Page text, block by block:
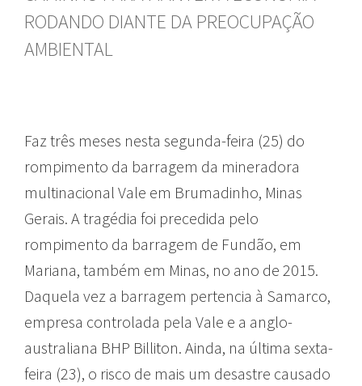
RODANDO DIANTE DA PREOCUPAÇÃO
AMBIENTAL
Faz três meses nesta segunda-feira (25) do
rompimento da barragem da mineradora
multinacional Vale em Brumadinho, Minas
Gerais. A tragédia foi precedida pelo
rompimento da barragem de Fundão, em
Mariana, também em Minas, no ano de 2015.
Daquela vez a barragem pertencia à Samarco,
empresa controlada pela Vale e a anglo-
australiana BHP Billiton. Ainda, na última sexta-
feira (23), o risco de mais um desastre causado